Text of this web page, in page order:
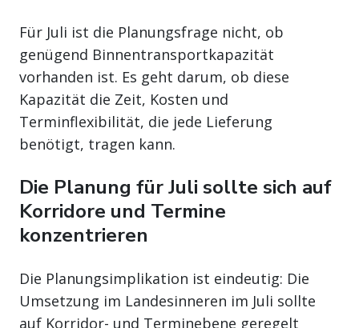
Für Juli ist die Planungsfrage nicht, ob
genügend Binnentransportkapazität
vorhanden ist. Es geht darum, ob diese
Kapazität die Zeit, Kosten und
Terminflexibilität, die jede Lieferung
benötigt, tragen kann.
Die Planung für Juli sollte sich auf
Korridore und Termine
konzentrieren
Die Planungsimplikation ist eindeutig: Die
Umsetzung im Landesinneren im Juli sollte
auf Korridor- und Terminebene geregelt